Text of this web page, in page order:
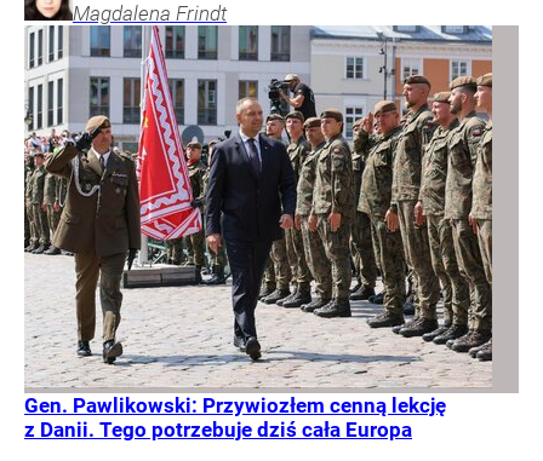
Magdalena Frindt
Gen. Pawlikowski: Przywiozłem cenną lekcję
z Danii. Tego potrzebuje dziś cała Europa